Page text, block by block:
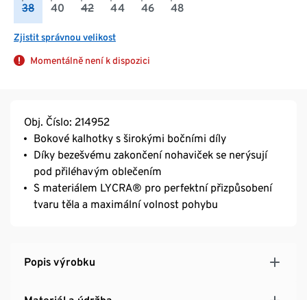
38 40 42 44 46 48
Zjistit správnou velikost
Momentálně není k dispozici
Obj. Číslo: 214952
Bokové kalhotky s širokými bočními díly
Díky bezešvému zakončení nohaviček se nerýsují
pod přiléhavým oblečením
S materiálem LYCRA® pro perfektní přizpůsobení
tvaru těla a maximální volnost pohybu
Popis výrobku